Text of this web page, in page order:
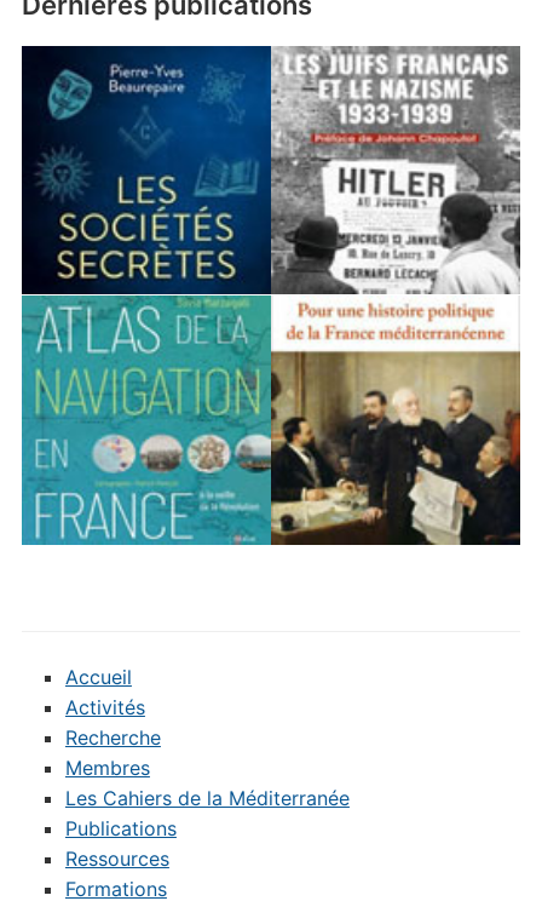
Accueil
Activités
Recherche
Membres
Les Cahiers de la Méditerranée
Publications
Ressources
Formations